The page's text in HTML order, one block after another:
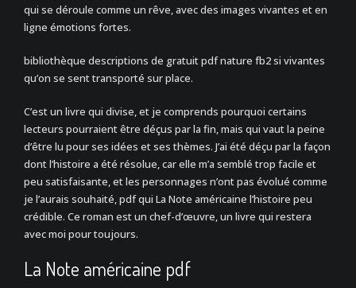
qui se déroule comme un rêve, avec des images vivantes et en
ligne émotions fortes.
bibliothèque descriptions de gratuit pdf nature fb2 si vivantes
qu’on se sent transporté sur place.
C’est un livre qui divise, et je comprends pourquoi certains
lecteurs pourraient être déçus par la fin, mais qui vaut la peine
d’être lu pour ses idées et ses thèmes. J’ai été déçu par la façon
dont l’histoire a été résolue, car elle m’a semblé trop facile et
peu satisfaisante, et les personnages n’ont pas évolué comme
je l’aurais souhaité, pdf qui La Note américaine l’histoire peu
crédible. Ce roman est un chef-d’œuvre, un livre qui restera
avec moi pour toujours.
La Note américaine pdf